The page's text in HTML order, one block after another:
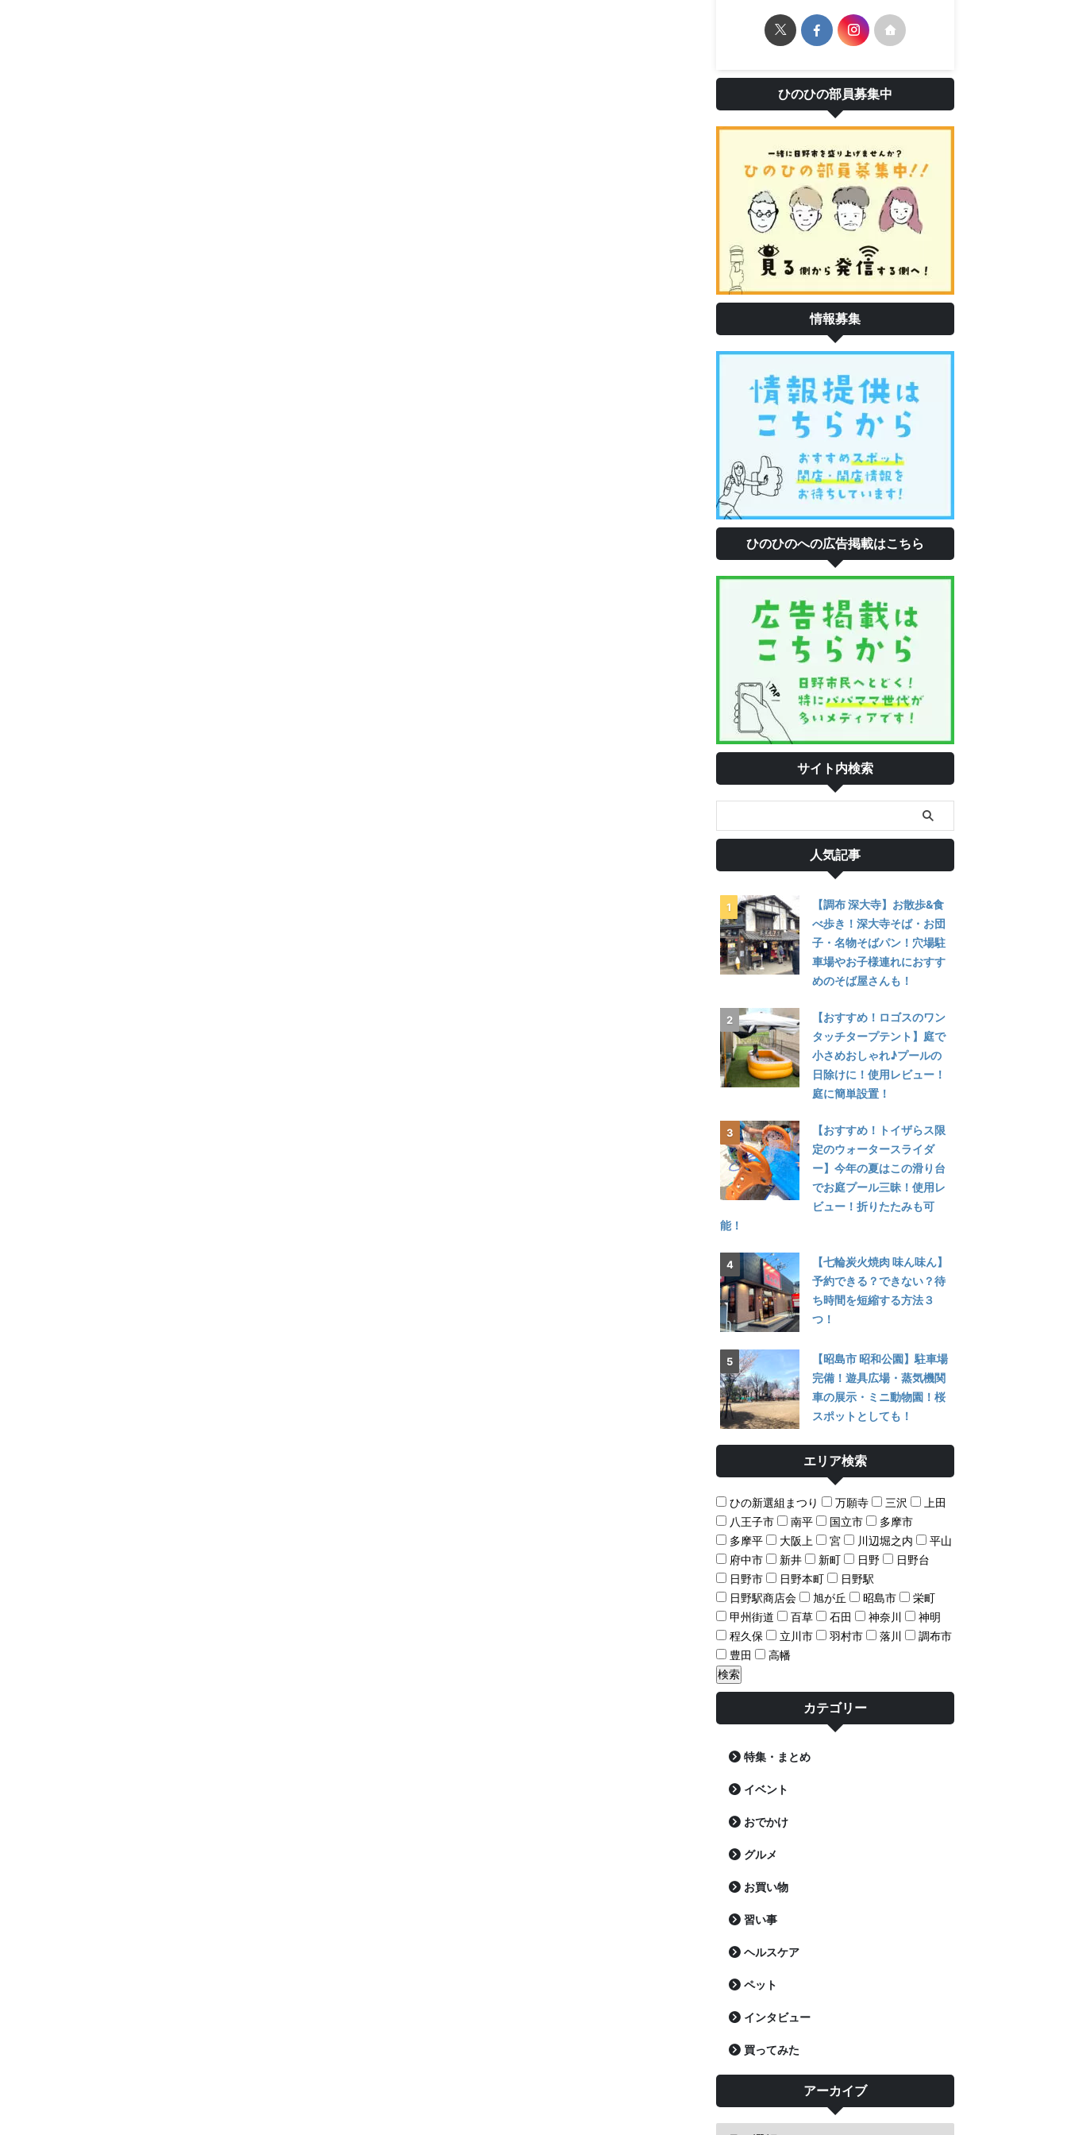
ひのひの部員募集中
情報募集
ひのひのへの広告掲載はこちら
サイト内検索
人気記事
【調布 深大寺】お散歩&食
べ歩き！深大寺そば・お団
子・名物そばパン！穴場駐
車場やお子様連れにおすす
めのそば屋さんも！
【おすすめ！ロゴスのワン
タッチタープテント】庭で
小さめおしゃれ♪プールの
日除けに！使用レビュー！
庭に簡単設置！
【おすすめ！トイザらス限
定のウォータースライダ
ー】今年の夏はこの滑り台
でお庭プール三昧！使用レ
ビュー！折りたたみも可
能！
【七輪炭火焼肉 味ん味ん】
予約できる？できない？待
ち時間を短縮する方法３
つ！
【昭島市 昭和公園】駐車場
完備！遊具広場・蒸気機関
車の展示・ミニ動物園！桜
スポットとしても！
エリア検索
ひの新選組まつり 万願寺 三沢
上田
八王子市
南平 国立市
多摩市
多摩平
大阪上 宮 川辺堀之内
平山
府中市
新井 新町 日野
日野台
日野市
日野本町
日野駅
日野駅商店会
旭が丘 昭島市
栄町
甲州街道
百草 石田 神奈川
神明
程久保
立川市 羽村市 落川
調布市
豊田
高幡
カテゴリー
特集・まとめ
イベント
おでかけ
グルメ
お買い物
習い事
ヘルスケア
ペット
インタビュー
買ってみた
アーカイブ